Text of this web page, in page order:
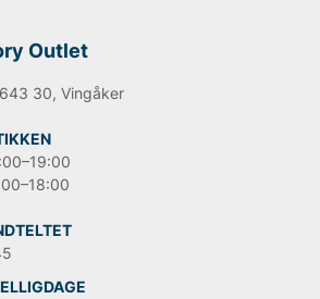
Outlet
30, Vingåker